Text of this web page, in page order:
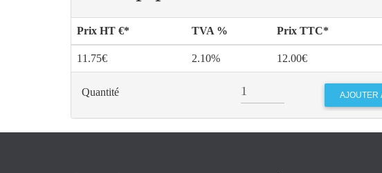
Prix HT €* TVA % Prix TTC*
11.75€ 2.10% 12.00€
Quantité